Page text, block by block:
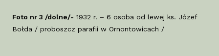
Foto nr 3 /dolne/- 1932 r. – 6 osoba od lewej ks. Józef
Bołda / proboszcz parafii w Ornontowicach /